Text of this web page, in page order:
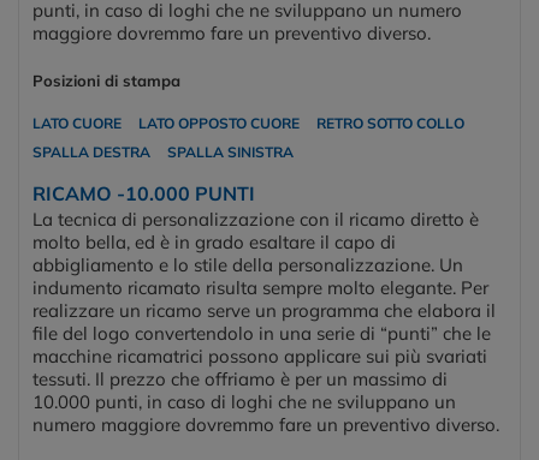
punti, in caso di loghi che ne sviluppano un numero
maggiore dovremmo fare un preventivo diverso.
Posizioni di stampa
LATO CUORE LATO OPPOSTO CUORE
RETRO SOTTO COLLO
SPALLA DESTRA
SPALLA SINISTRA
RICAMO -10.000 PUNTI
La tecnica di personalizzazione con il ricamo diretto è
molto bella, ed è in grado esaltare il capo di
abbigliamento e lo stile della personalizzazione. Un
indumento ricamato risulta sempre molto elegante. Per
realizzare un ricamo serve un programma che elabora il
file del logo convertendolo in una serie di “punti” che le
macchine ricamatrici possono applicare sui più svariati
tessuti. Il prezzo che offriamo è per un massimo di
10.000 punti, in caso di loghi che ne sviluppano un
numero maggiore dovremmo fare un preventivo diverso.